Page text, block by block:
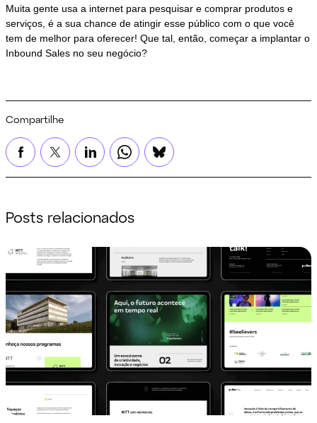
Muita gente usa a internet para pesquisar e comprar produtos e
serviços, é a sua chance de atingir esse público com o que você
tem de melhor para oferecer! Que tal, então, começar a implantar o
Inbound Sales no seu negócio?
Compartilhe
Posts relacionados